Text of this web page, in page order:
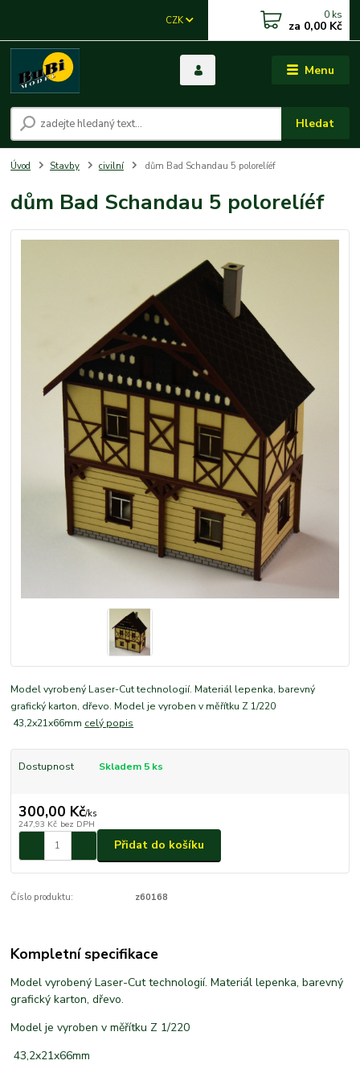
Menu
CZK
Hledat
0 ks
za 0,00 Kč
Úvod Stavby civilní dům Bad Schandau 5 polorelíéf
dům Bad Schandau 5 polorelíéf
Model vyrobený Laser-Cut technologií. Materiál lepenka, barevný
grafický karton, dřevo. Model je vyroben v měřítku Z 1/220
43,2x21x66mm celý popis
Dostupnost Skladem 5 ks
300,00 Kč/ks
247,93 Kč bez DPH
Přidat do košíku
Číslo produktu: z60168
Kompletní specifikace
Model vyrobený Laser-Cut technologií. Materiál lepenka, barevný
grafický karton, dřevo.
Model je vyroben v měřítku Z 1/220
43,2x21x66mm